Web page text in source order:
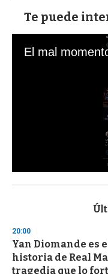
Te puede
s
d
s
o
f
20:00
Yan Diomande es
historia de Real
tragedia que lo